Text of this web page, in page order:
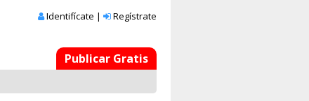
Identifícate | Regístrate
Publicar Gratis